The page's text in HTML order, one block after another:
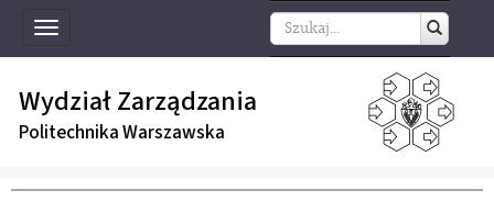
Toggle
navigation
Wydział Zarządzania
Politechnika Warszawska